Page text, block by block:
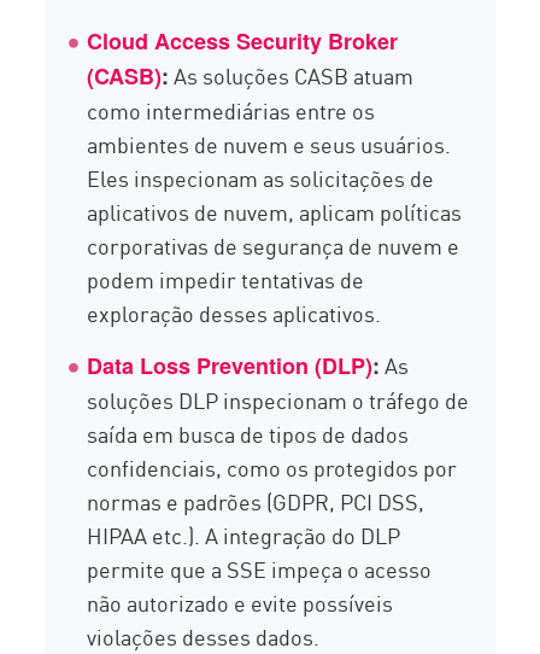
Cloud Access Security Broker
(CASB):As soluções CASB atuam
como intermediárias entre os
ambientes de nuvem e seus usuários.
Eles inspecionam as solicitações de
aplicativos de nuvem, aplicam políticas
corporativas de segurança de nuvem e
podem impedir tentativas de
exploração desses aplicativos.
Data Loss Prevention (DLP):As
soluções DLP inspecionam o tráfego de
saída em busca de tipos de dados
confidenciais, como os protegidos por
normas e padrões (GDPR, PCI DSS,
HIPAA etc.). A integração do DLP
permite que a SSE impeça o acesso
não autorizado e evite possíveis
violações desses dados.